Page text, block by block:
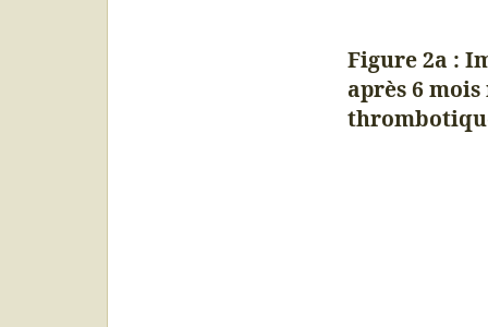
Figure 2a :
après 6